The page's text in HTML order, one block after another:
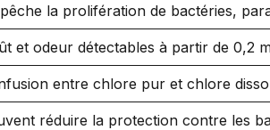
la prolifération de bactéries,
et odeur détectables à partir de 0,2
entre chlore pur et chlore
réduire la protection contre les